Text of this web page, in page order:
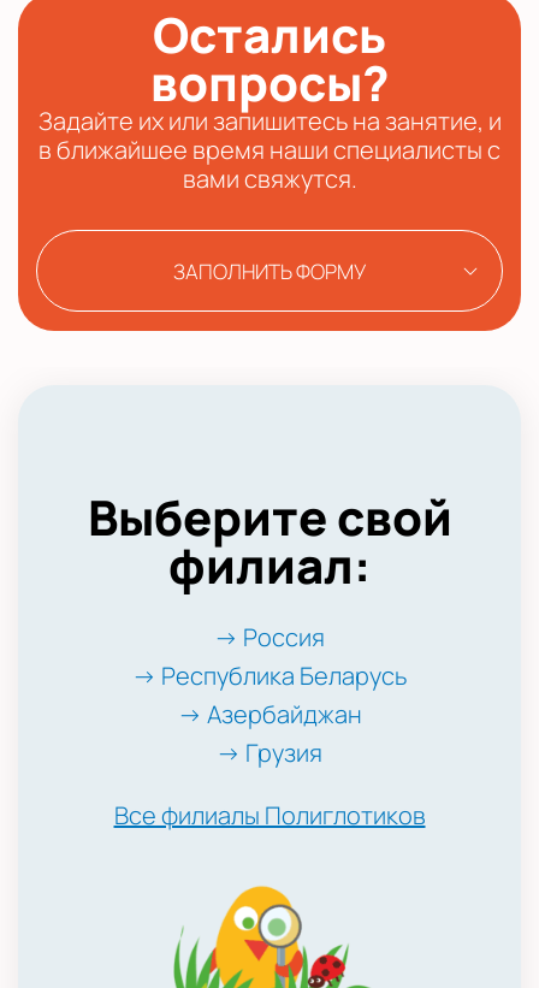
Остались
вопросы?
Задайте их или запишитесь на занятие, и
в ближайшее время наши специалисты с
вами свяжутся.
ЗАПОЛНИТЬ ФОРМУ
Выберите свой
филиал:
→ Россия
→ Республика Беларусь
→ Азербайджан
→ Грузия
Все филиалы Полиглотиков